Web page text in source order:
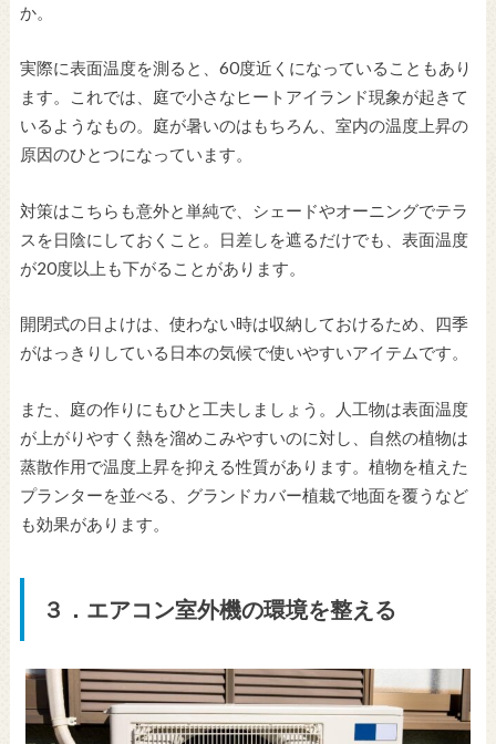
か。
実際に表面温度を測ると、60度近くになっていることもあり
ます。これでは、庭で小さなヒートアイランド現象が起きて
いるようなもの。庭が暑いのはもちろん、室内の温度上昇の
原因のひとつになっています。
対策はこちらも意外と単純で、シェードやオーニングでテラ
スを日陰にしておくこと。日差しを遮るだけでも、表面温度
が20度以上も下がることがあります。
開閉式の日よけは、使わない時は収納しておけるため、四季
がはっきりしている日本の気候で使いやすいアイテムです。
また、庭の作りにもひと工夫しましょう。人工物は表面温度
が上がりやすく熱を溜めこみやすいのに対し、自然の植物は
蒸散作用で温度上昇を抑える性質があります。植物を植えた
プランターを並べる、グランドカバー植栽で地面を覆うなど
も効果があります。
３．エアコン室外機の環境を整える